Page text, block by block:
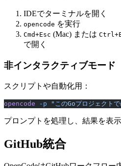
IDEでターミナルを開く
opencode を実行
Cmd+Esc (Mac) または
で開く
非インタラクティブモード
スクリプトや自動化用：
opencode -p "このGoプロジェクト
プロンプトを処理し、結果を表
GitHub統合